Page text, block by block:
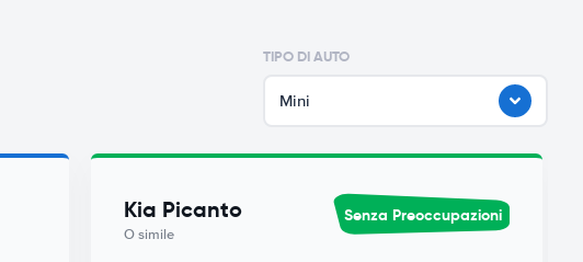
TIPO DI AUTO
Mini
Kia Picanto
O simile
Senza Preoccupazioni